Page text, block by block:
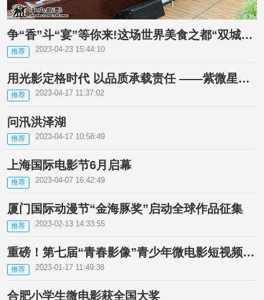
争“香”斗“宴”等你来!这场世界美食之都“双城记”即将火热开启
2023-04-23 15:44:10
推荐
用光影定格时代 以品质承载责任 ——紫微星影荣获“金风筝奖”五项大奖
2023-04-17 11:37:02
推荐
问汛洪泽湖
2023-04-17 10:58:49
推荐
上海国际电影节6月启幕
2023-04-07 16:42:49
推荐
厦门国际动漫节“金海豚奖”启动全球作品征集
2023-02-13 14:33:55
推荐
重磅！第七届“青春影像”青少年微电影短视频征集展示活动来啦！
2023-01-17 11:49:38
推荐
合肥小学生微电影获全国大奖